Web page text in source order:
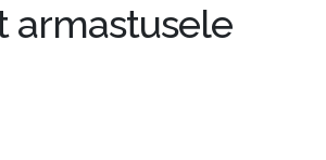
armastusele